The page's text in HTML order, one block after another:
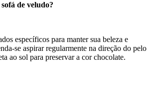
de veludo?
específicos para manter sua beleza e
se aspirar regularmente na direção do pelo
ao sol para preservar a cor chocolate.